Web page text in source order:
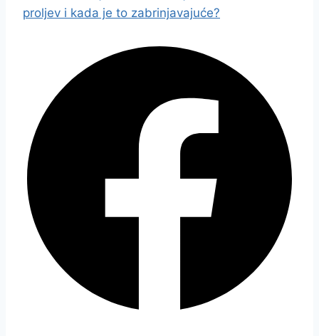
proljev i kada je to zabrinjavajuće?